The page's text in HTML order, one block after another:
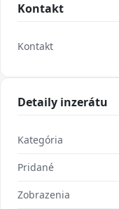
Kontakt
Kontakt
Detaily inzerátu
Kategória
Pridané
Zobrazenia